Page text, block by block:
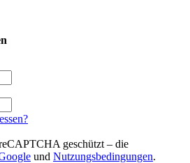
geschützt – die
und Nutzungsbedingungen.